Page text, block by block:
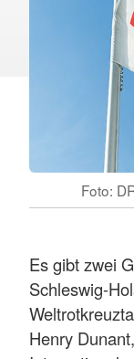
Foto:
Es gibt zwei
Schleswig-
Henry